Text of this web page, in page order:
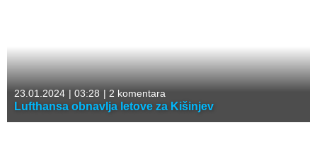
23.01.2024 | 03:28 | 2 komentara
Lufthansa obnavlja letove za Kišinjev